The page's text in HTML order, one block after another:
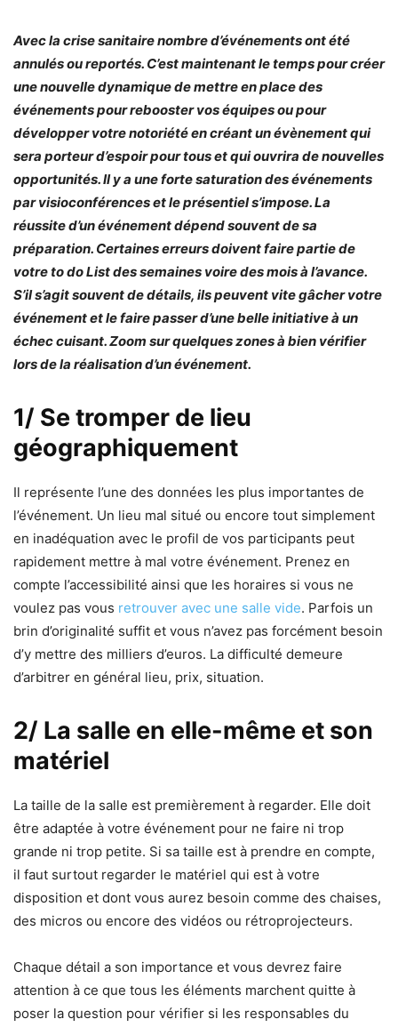
Avec la crise sanitaire nombre d’événements ont été
annulés ou reportés. C’est maintenant le temps pour créer
une nouvelle dynamique de mettre en place des
événements pour rebooster vos équipes ou pour
développer votre notoriété en créant un évènement qui
sera porteur d’espoir pour tous et qui ouvrira de nouvelles
opportunités. Il y a une forte saturation des événements
par visioconférences et le présentiel s’impose. La
réussite d’un événement dépend souvent de sa
préparation. Certaines erreurs doivent faire partie de
votre to do List des semaines voire des mois à l’avance.
S’il s’agit souvent de détails, ils peuvent vite gâcher votre
événement et le faire passer d’une belle initiative à un
échec cuisant. Zoom sur quelques zones à bien vérifier
lors de la réalisation d’un événement.
1/ Se tromper de lieu
géographiquement
Il représente l’une des données les plus importantes de
l’événement. Un lieu mal situé ou encore tout simplement
en inadéquation avec le profil de vos participants peut
rapidement mettre à mal votre événement. Prenez en
compte l’accessibilité ainsi que les horaires si vous ne
voulez pas vous retrouver avec une salle vide. Parfois un
brin d’originalité suffit et vous n’avez pas forcément besoin
d’y mettre des milliers d’euros. La difficulté demeure
d’arbitrer en général lieu, prix, situation.
2/ La salle en elle-même et son
matériel
La taille de la salle est premièrement à regarder. Elle doit
être adaptée à votre événement pour ne faire ni trop
grande ni trop petite. Si sa taille est à prendre en compte,
il faut surtout regarder le matériel qui est à votre
disposition et dont vous aurez besoin comme des chaises,
des micros ou encore des vidéos ou rétroprojecteurs.
Chaque détail a son importance et vous devrez faire
attention à ce que tous les éléments marchent quitte à
poser la question pour vérifier si les responsables du